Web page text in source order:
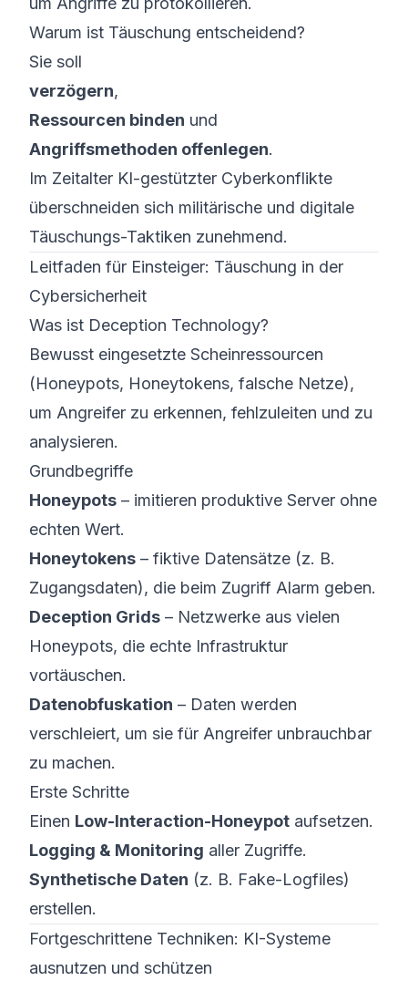
Warum ist Täuschung entscheidend?
Sie soll
verzögern,
Ressourcen binden und
Angriffsmethoden offenlegen.
Im Zeitalter KI-gestützter Cyberkonflikte
überschneiden sich militärische und digitale
Täuschungs-Taktiken zunehmend.
Leitfaden für Einsteiger: Täuschung in der
Cybersicherheit
Was ist Deception Technology?
Bewusst eingesetzte Scheinressourcen
(Honeypots, Honeytokens, falsche Netze),
um Angreifer zu erkennen, fehlzuleiten und zu
analysieren.
Grundbegriffe
Honeypots – imitieren produktive Server ohne
echten Wert.
Honeytokens – fiktive Datensätze (z. B.
Zugangsdaten), die beim Zugriff Alarm geben.
Deception Grids – Netzwerke aus vielen
Honeypots, die echte Infrastruktur
vortäuschen.
Datenobfuskation – Daten werden
verschleiert, um sie für Angreifer unbrauchbar
zu machen.
Erste Schritte
Einen Low-Interaction-Honeypot aufsetzen.
Logging & Monitoring aller Zugriffe.
Synthetische Daten (z. B. Fake-Logfiles)
erstellen.
Fortgeschrittene Techniken: KI-Systeme
ausnutzen und schützen